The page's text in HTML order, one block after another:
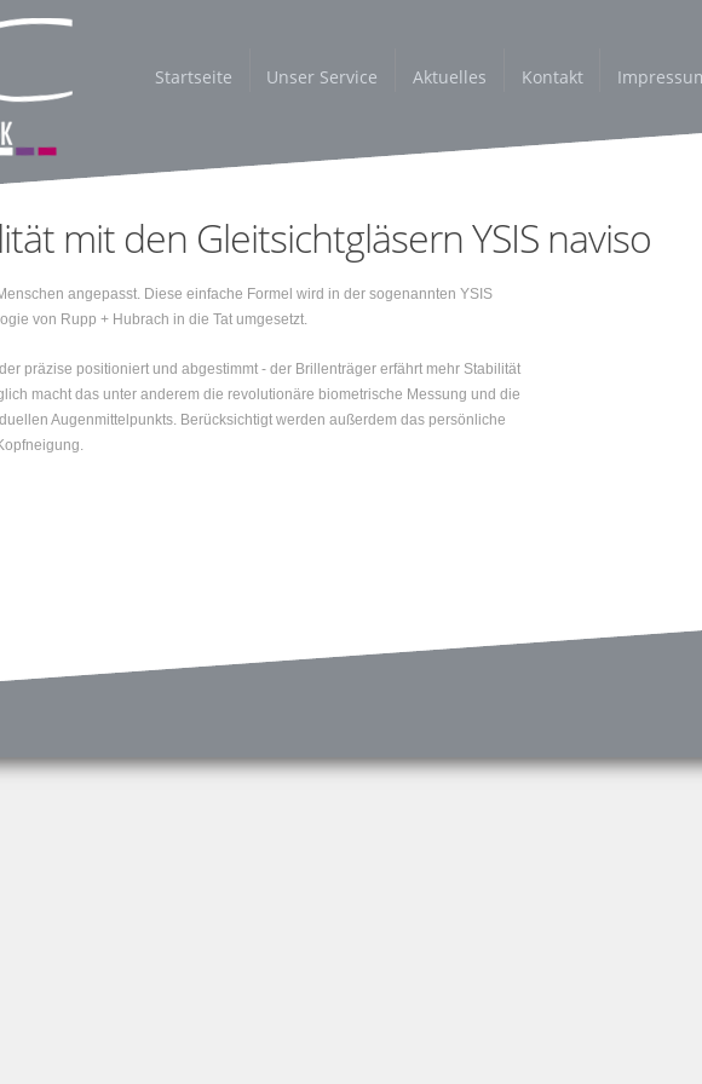
Startseite Unser Service Aktuelles Kontakt
mit den Gleitsichtgläsern YSIS naviso
angepasst. Diese einfache Formel wird in der sogenannten YSIS
von Rupp + Hubrach in die Tat umgesetzt.
präzise positioniert und abgestimmt - der Brillenträger erfährt mehr Stabilität
macht das unter anderem die revolutionäre biometrische Messung und die
Augenmittelpunkts. Berücksichtigt werden außerdem das persönliche